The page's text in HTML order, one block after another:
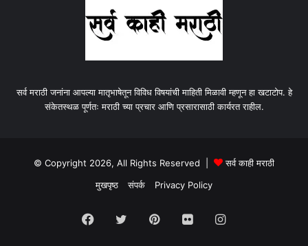
सर्व मराठी जनांना आपल्या मातृभाषेतून विविध विषयांची माहिती मिळावी म्हणून हा खटाटोप. हे
संकेतस्थळ पूर्णतः मराठी च्या प्रचार आणि प्रसारासाठी कार्यरत राहील.
© Copyright 2026, All Rights Reserved |
सर्व काही मराठी
मुखपृष्ठ
संपर्क Privacy Policy
Facebook
TwitterPinterestFlickrInstagram